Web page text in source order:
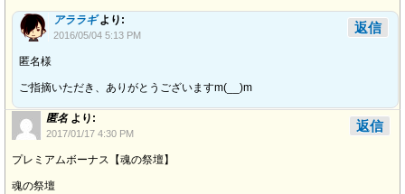
アララギ より:
2016/05/04 5:13 PM
匿名様
ご指摘いただき、ありがとうございますm(__)m
返信
匿名 より:
2017/01/17 4:30 PM
プレミアムボーナス【魂の祭壇】
魂の祭壇
返信